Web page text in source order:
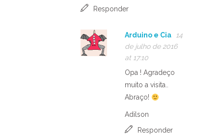
Responder
Arduino e Cia
14
de julho de 2016
at 17:10
Opa ! Agradeço
muito a visita..
Abraço!
Adilson
Responder